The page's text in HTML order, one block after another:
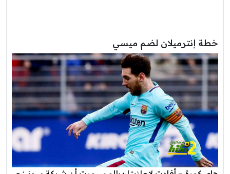
خطة إنترميلان لضم ميسي